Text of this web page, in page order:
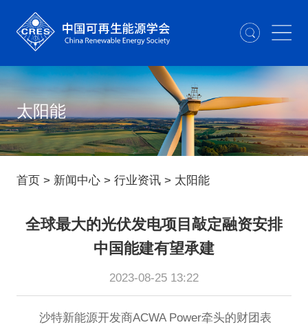
太阳能
首页> 新闻中心> 行业资讯> 太阳能
全球最大的光伏发电项目敲定融资安排
中国能建有望承建
2023-08-25 13:22
沙特新能源开发商ACWA Power牵头的财团表